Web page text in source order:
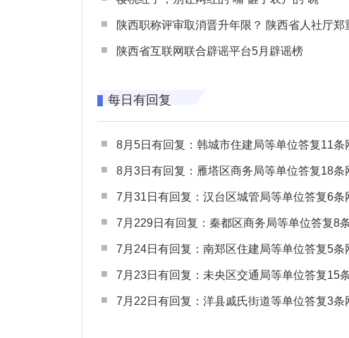
陕西职称评审取消晋升年限？ 陕西省人社厅郑重声明 谨防职称评审不实言
陕西省互联网联合辟谣平台5月辟谣榜
每日有回复
8月5日有回复：韩城市住建局等单位答复11条网民
8月3日有回复：雁塔区商务局等单位答复18条网民
7月31日有回复：汉台区城管局等单位答复6条网民
7月229日有回复：秦都区商务局等单位答复8条网民
7月24日有回复：南郑区住建局等单位答复5条网民
7月23日有回复：未央区交通局等单位答复15条网民
7月22日有回复：洋县戚氏街道等单位答复3条网民